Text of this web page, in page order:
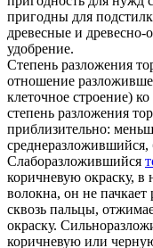
пригодны для
древесные и
удобрение.
Степень разложения
отношение
клеточное строение)
степень разложения
приблизительно:
Слаборазложившийся
коричневую окраску,
волокна, он не
сквозь пальцы,
окраску.
коричневую или